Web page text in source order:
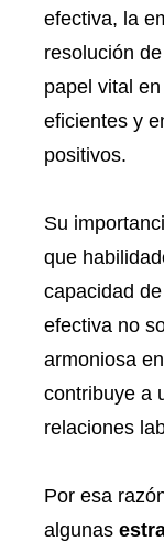
efectiva, la
resolución
papel vital
eficientes y
positivos.
Su
que
capacidad
efectiva no
armoniosa
contribuye a
relaciones
Por esa
algunas